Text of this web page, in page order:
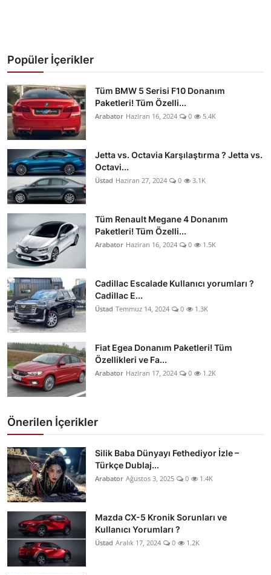
Popüler İçerikler
Tüm BMW 5 Serisi F10 Donanım
Paketleri! Tüm Özelli...
Arabator Haziran 16, 2024 0 5.4K
Jetta vs. Octavia Karşılaştırma ? Jetta vs.
Octavi...
Üstad Haziran 27, 2024 0 3.1K
Tüm Renault Megane 4 Donanım
Paketleri! Tüm Özelli...
Arabator Haziran 16, 2024 0 1.5K
Cadillac Escalade Kullanıcı yorumları ?
Cadillac E...
Üstad Temmuz 14, 2024 0 1.3K
Fiat Egea Donanım Paketleri! Tüm
Özellikleri ve Fa...
Arabator Haziran 17, 2024 0 1.2K
Önerilen İçerikler
Silik Baba Dünyayı Fethediyor İzle –
Türkçe Dublaj...
Arabator Ağustos 3, 2025 0 1.4K
Mazda CX-5 Kronik Sorunları ve
Kullanıcı Yorumları ?
Üstad Aralık 17, 2024 0 1.2K